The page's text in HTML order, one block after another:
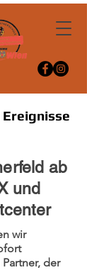
ab
und
wir
der